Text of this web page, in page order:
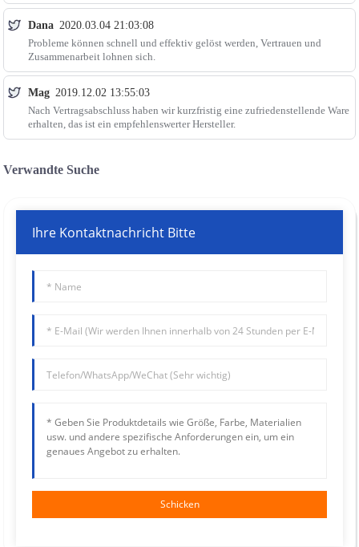
Dana 2020.03.04 21:03:08
Probleme können schnell und effektiv gelöst werden, Vertrauen und
Zusammenarbeit lohnen sich.
Mag 2019.12.02 13:55:03
Nach Vertragsabschluss haben wir kurzfristig eine zufriedenstellende Ware
erhalten, das ist ein empfehlenswerter Hersteller.
Verwandte Suche
Ihre Kontaktnachricht Bitte
Schicken